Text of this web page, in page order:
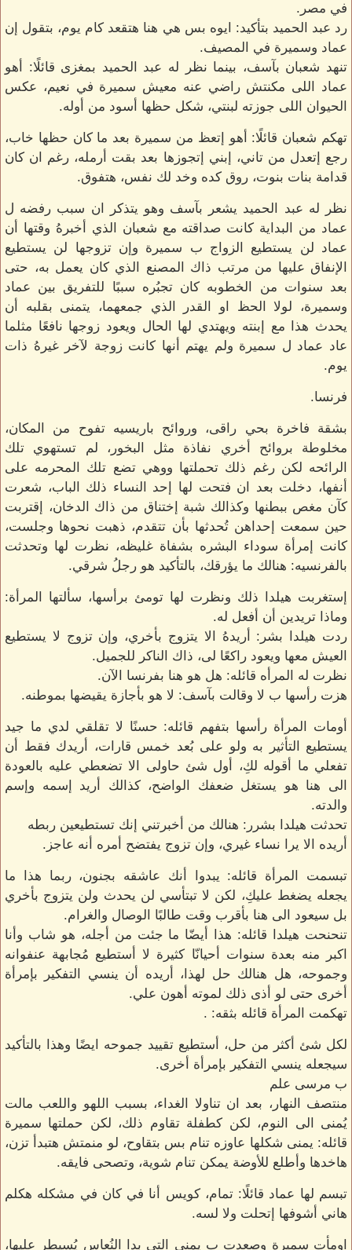
في مصر.
رد عبد الحميد بتأكيد: ايوه بس هي هنا هتقعد كام يوم، بتقول إن
عماد وسميرة في المصيف.
تنهد شعبان بآسف، بينما نظر له عبد الحميد بمغزى قائلًا: أهو
عماد اللى مكنتش راضي عنه معيش سميرة في نعيم، عكس
الحيوان اللى جوزته لبنتي، شكل حظها أسود من أوله.
تهكم شعبان قائلًا: أهو إتعظ من سميرة بعد ما كان حظها خاب،
رجع إتعدل من تاني، إبني إتجوزها بعد بقت أرمله، رغم ان كان
قدامة بنات بنوت، روق كده وخد لك نفس، هتفوق.
نظر له عبد الحميد يشعر بآسف وهو يتذكر ان سبب رفضه ل
عماد من البداية كانت صداقته مع شعبان الذي أخبرهُ وقتها أن
عماد لن يستطيع الزواج ب سميرة وإن تزوجها لن يستطيع
الإنفاق عليها من مرتب ذاك المصنع الذي كان يعمل به، حتى
بعد سنوات من الخطوبه كان تجبُره سببًا للتفريق بين عماد
وسميرة، لولا الحظ او القدر الذي جمعهما، يتمنى بقلبه أن
يحدث هذا مع إبنته ويهتدي لها الحال ويعود زوجها نافعًا مثلما
عاد عماد ل سميرة ولم يهتم أنها كانت زوجة لآخر غيرهُ ذات
يوم.
فرنسا.
بشقة فاخرة بحي راقى، وروائح باريسيه تفوح من المكان،
مخلوطة بروائح أخري نفاذة مثل البخور، لم تستهوي تلك
الرائحه لكن رغم ذلك تحملتها ووهي تضع تلك المحرمه على
أنفها، دخلت بعد ان فتحت لها إحد النساء ذلك الباب، شعرت
كآن مغص ببطنها وكذالك شبة إختناق من ذاك الدخان، إقتربت
حين سمعت إحداهن تُحدثها بأن تتقدم، ذهبت نحوها وجلست،
كانت إمرأة سوداء البشره بشفاة غليظه، نظرت لها وتحدثت
بالفرنسيه: هنالك ما يؤرقك، بالتأكيد هو رجلُ شرقي.
إستغربت هيلدا ذلك ونظرت لها تومئ برأسها، سألتها المرأة:
وماذا تريدين أن أفعل له.
ردت هيلدا بشر: أريدهُ الا يتزوج بأخري، وإن تزوج لا يستطيع
العيش معها ويعود راكعًا لى، ذاك الناكر للجميل.
نظرت له المرأه قائله: هل هو هنا بفرنسا الآن.
هزت رأسها ب لا وقالت بآسف: لا هو بأجازة يقيضها بموطنه.
أومات المرأة رأسها بتفهم قائله: حسنًا لا تقلقي لدي ما جيد
يستطيع التأثير به ولو على بُعد خمس قارات، أريدك فقط أن
تفعلي ما أقوله لكِ، أول شئ حاولى الا تضعطي عليه بالعودة
الى هنا هو يستغل ضعفك الواضح، كذالك أريد إسمه وإسم
والدته.
تحدثت هيلدا بشرر: هنالك من أخبرتني إنك تستطيعين ربطه
أريده الا يرا نساء غيري، وإن تزوج يفتضح أمره أنه عاجز.
تبسمت المرأة قائله: يبدوا أنك عاشقه بجنون، ربما هذا ما
يجعله يضغط عليكِ، لكن لا تبتأسي لن يحدث ولن يتزوج بأخري
بل سيعود الى هنا بأقرب وقت طالبًا الوصال والغرام.
تنحنحت هيلدا قائله: هذا أيضّا ما جئت من أجله، هو شاب وأنا
اكبر منه بعدة سنوات أحيانّا كثيرة لا أستطيع مُجابهة عنفوانه
وجموحه، هل هنالك حل لهذا، أريده أن ينسي التفكير بإمرأة
أخرى حتى لو أذى ذلك لموته أهون علي.
تهكمت المرأة قائله بثقه: .
لكل شئ أكثر من حل، أستطيع تقييد جموحه ايضًا وهذا بالتأكيد
سيجعله ينسي التفكير بإمرأة أخرى.
ب مرسى علم
منتصف النهار، بعد ان تناولا الغداء، بسبب اللهو واللعب مالت
يُمنى الى النوم، لكن كطفلة تقاوم ذلك، لكن حملتها سميرة
قائله: يمنى شكلها عاوزه تنام بس بتقاوح، لو منمتش هتبدأ تزن،
هاخدها وأطلع للأوضة يمكن تنام شوية، وتصحى فايقه.
تبسم لها عماد قائلًا: تمام، كويس أنا في كان في مشكله هكلم
هاني أشوفها إتحلت ولا لسه.
اومأت سميرة وصعدت ب يمنى التي بدا النُعاس يُسيطر عليها،